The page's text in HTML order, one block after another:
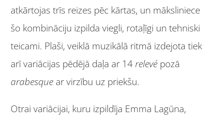
atkārtojas trīs reizes pēc kārtas, un māksliniece
šo kombināciju izpilda viegli, rotaļīgi un tehniski
teicami. Plaši, veiklā muzikālā ritmā izdejota tiek
arī variācijas pēdējā daļa ar 14relevé pozā
arabesque ar virzību uz priekšu.
Otrai variācijai, kuru izpildīja Emma Lagūna,